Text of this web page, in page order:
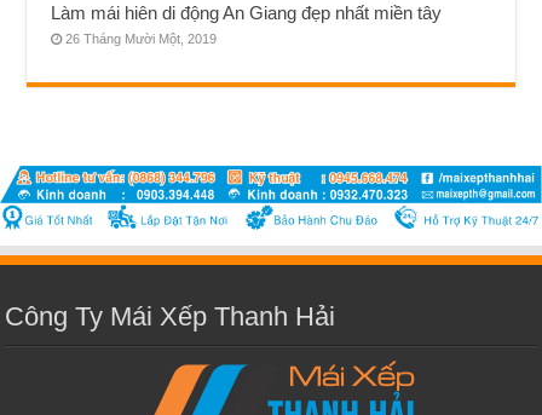
Làm mái hiên di động An Giang đẹp nhất miền tây
26 Tháng Mười Một, 2019
Công Ty Mái Xếp Thanh Hải